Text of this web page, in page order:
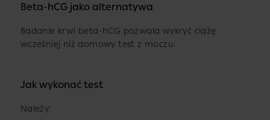
Beta-hCG jako alternatywa
Badanie krwi beta-hCG pozwala wykryć ciążę
wcześniej niż domowy test z moczu.
Jak wykonać test
Należy: